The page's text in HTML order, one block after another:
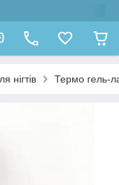
нігтів Термо гель-